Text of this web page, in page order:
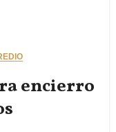
encierro